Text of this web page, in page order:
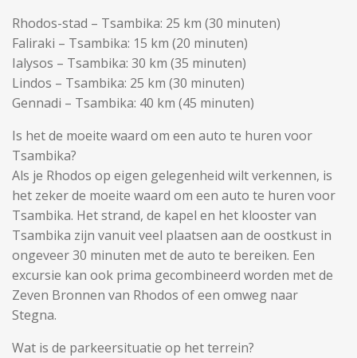
Rhodos-stad – Tsambika: 25 km (30 minuten)
Faliraki – Tsambika: 15 km (20 minuten)
Ialysos – Tsambika: 30 km (35 minuten)
Lindos – Tsambika: 25 km (30 minuten)
Gennadi – Tsambika: 40 km (45 minuten)
Is het de moeite waard om een ​​auto te huren voor
Tsambika?
Als je Rhodos op eigen gelegenheid wilt verkennen, is
het zeker de moeite waard om een ​​auto te huren voor
Tsambika. Het strand, de kapel en het klooster van
Tsambika zijn vanuit veel plaatsen aan de oostkust in
ongeveer 30 minuten met de auto te bereiken. Een
excursie kan ook prima gecombineerd worden met de
Zeven Bronnen van Rhodos of een omweg naar
Stegna.
Wat is de parkeersituatie op het terrein?